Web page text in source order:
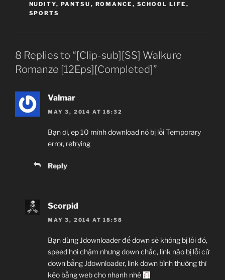
NUDITY, PANTSU , ROMANCE , SCHOOL LIFE ,
SPORTS
8 Replies to “[Clip-sub][SS] Walkure
Romanze [12Eps][Completed]”
Valmar
MAY 3, 2014 AT 18:32
Bạn ơi, ep 10 mình download nó bị lỗi Temporary
error, retrying
Reply
Scorpid
MAY 3, 2014 AT 18:58
Bạn dùng Jdownloader để down sẽ không bị lỗi đó,
speed hơi chậm nhưng down chắc, link nào bị lỗi cứ
down bằng Jdownloader, link down bình thường thì
kéo bằng web cho nhanh nhé